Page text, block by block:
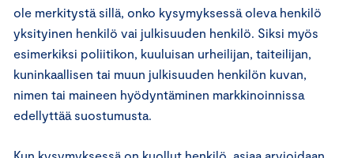
ole merkitystä sillä, onko kysymyksessä oleva henkilö
yksityinen henkilö vai julkisuuden henkilö. Siksi myös
esimerkiksi poliitikon, kuuluisan urheilijan, taiteilijan,
kuninkaallisen tai muun julkisuuden henkilön kuvan,
nimen tai maineen hyödyntäminen markkinoinnissa
edellyttää suostumusta.